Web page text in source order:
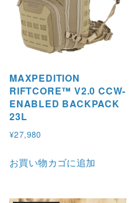
MAXPEDITION
RIFTCORE™ V2.0 CCW-
ENABLED BACKPACK
23L
¥27,980
お買い物カゴに追加